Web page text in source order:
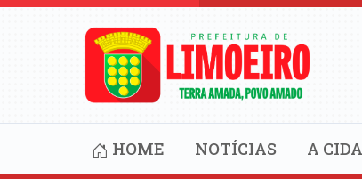
HOME NOTÍCIAS A